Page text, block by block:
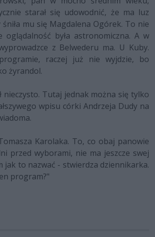
starał się udowodnić, że ma luz
śniła mu się Magdalena Ogórek. To nie
oglądalność była astronomiczna. A w
z Belwederu ma. U Kuby.
raczej już nie wyjdzie, bo
żyrandol.
Tutaj jednak można się tylko
wpisu córki Andrzeja Dudy na
Karolaka. To, co obaj panowie
przed wyborami, nie ma jeszcze swej
jak to nazwać - stwierdza dziennikarka.
program?"